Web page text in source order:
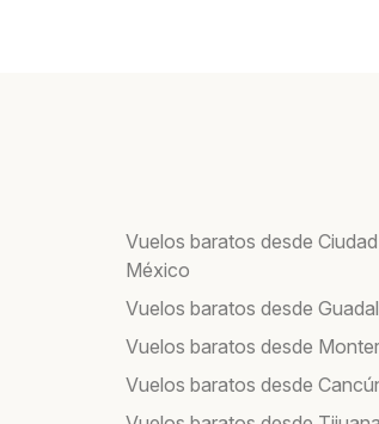
Vuelos baratos desde
México
Vuelos baratos desde
Vuelos baratos desde
Vuelos baratos desde